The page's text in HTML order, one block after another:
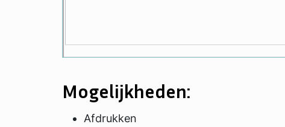
Mogelijkheden:
Afdrukken